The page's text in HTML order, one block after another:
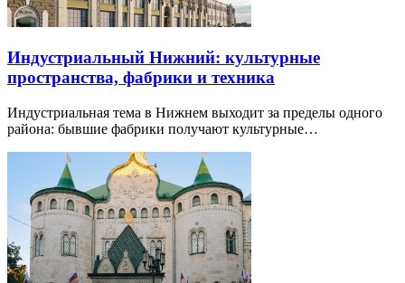
Индустриальный Нижний: культурные
пространства, фабрики и техника
Индустриальная тема в Нижнем выходит за пределы одного
района: бывшие фабрики получают культурные…